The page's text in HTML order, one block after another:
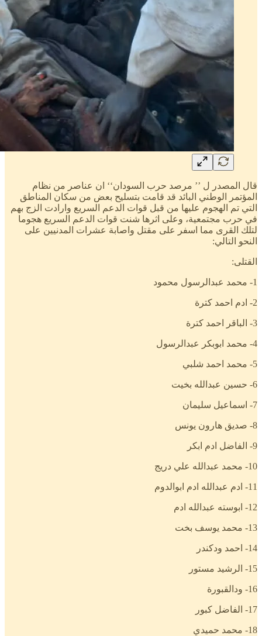
قال المصدر ل ’’ مرصد حرب السودان‘‘ ان عناصر من نظام
المؤتمر الوطني البائد قد قامت بتسليح بعض من سكان المناطق
التي تم الهجوم عليها من قبل قوات الدعم السريع وارادت الزج بهم
في حرب مجتمعية، وعلى اثرها شنت قوات الدعم السريع هجوما
لتلك القرى مما اسفر على مقتل واصابة عشرات المدنيين على
النحو التالي:
القتلى:
1- محمد عبدالرسول محمود
2- ادم احمد كترة
3- الباقر احمد كترة
4- محمد ابوبكر عبدالرسول
5- محمد احمد شلبي
6- حسين عبدالله بخيت
7- اسماعيل سليمان
8- صديق هارون يونس
9- الفاضل ادم ابكر
10- محمد عبدالله علي دريج
11- ادم عبدالله ادم ابوالدوم
12- ابوسته عبدالله ادم
13- محمد يوسف بخت
14- احمد ودكندر
15- الرشيد مستور
16- ودالقبورة
17- الفاضل كبور
18- محمد حميدي